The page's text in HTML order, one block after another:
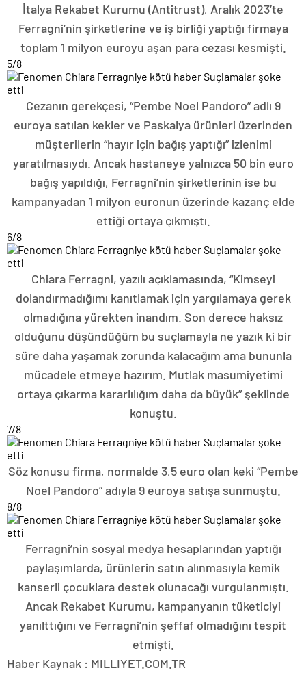
İtalya Rekabet Kurumu (Antitrust), Aralık 2023’te
Ferragni’nin şirketlerine ve iş birliği yaptığı firmaya
toplam 1 milyon euroyu aşan para cezası kesmişti.
5/8
Cezanın gerekçesi, “Pembe Noel Pandoro” adlı 9
euroya satılan kekler ve Paskalya ürünleri üzerinden
müşterilerin “hayır için bağış yaptığı” izlenimi
yaratılmasıydı. Ancak hastaneye yalnızca 50 bin euro
bağış yapıldığı, Ferragni’nin şirketlerinin ise bu
kampanyadan 1 milyon euronun üzerinde kazanç elde
ettiği ortaya çıkmıştı.
6/8
Chiara Ferragni, yazılı açıklamasında, “Kimseyi
dolandırmadığımı kanıtlamak için yargılamaya gerek
olmadığına yürekten inandım. Son derece haksız
olduğunu düşündüğüm bu suçlamayla ne yazık ki bir
süre daha yaşamak zorunda kalacağım ama bununla
mücadele etmeye hazırım. Mutlak masumiyetimi
ortaya çıkarma kararlılığım daha da büyük” şeklinde
konuştu.
7/8
Söz konusu firma, normalde 3,5 euro olan keki “Pembe
Noel Pandoro” adıyla 9 euroya satışa sunmuştu.
8/8
Ferragni’nin sosyal medya hesaplarından yaptığı
paylaşımlarda, ürünlerin satın alınmasıyla kemik
kanserli çocuklara destek olunacağı vurgulanmıştı.
Ancak Rekabet Kurumu, kampanyanın tüketiciyi
yanılttığını ve Ferragni’nin şeffaf olmadığını tespit
etmişti.
Haber Kaynak : MILLIYET.COM.TR